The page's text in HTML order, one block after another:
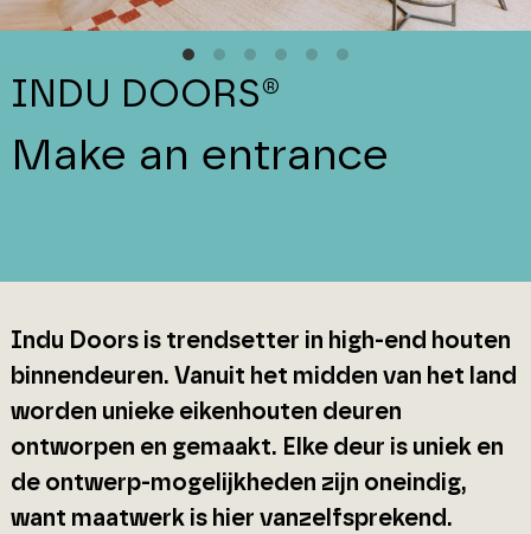
INDU DOORS®
Make an entrance
Indu Doors is trendsetter in high-end houten
binnendeuren. Vanuit het midden van het land
worden unieke eikenhouten deuren
ontworpen en gemaakt. Elke deur is uniek en
de ontwerp-mogelijkheden zijn oneindig,
want maatwerk is hier vanzelfsprekend.